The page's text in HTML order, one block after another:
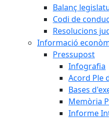
Balanç
Codi de
Resolucions
Informació
Pressupost
Infografia
Acord Ple
Bases
Memòria
Informe